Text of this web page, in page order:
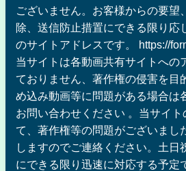
ございません。お客様からの要望
除、送信防止措置にできる限り応
のサイトアドレスです。 https://
当サイトは各動画共有サイトへの
ておりません、著作権の侵害を目
め込み動画等に問題がある場合は
お問い合わせください 。当サイト
て、著作権等の問題がございまし
しますのでご連絡ください。土日
にできる限り迅速に対応する予定